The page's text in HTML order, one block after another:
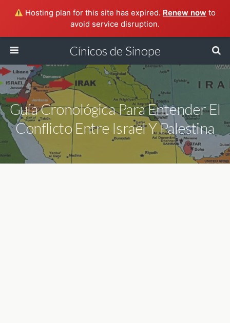
Hosting plan for this site has expired. Renew now to
avoid service disruption.
Cínicos de Sinope
Guía Cronológica Para Entender El
Conflicto Entre Israel Y Palestina